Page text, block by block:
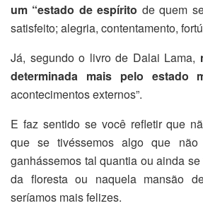
um “estado de espírito de quem
satisfeito; alegria, contentamento,
Já, segundo o livro de Dalai Lama,
determinada mais pelo estado
acontecimentos externos”.
E faz sentido se você refletir que
que se tivéssemos algo que
ganhássemos tal quantia ou ainda
da floresta ou naquela mansão
seríamos mais felizes.